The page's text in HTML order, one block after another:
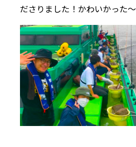
ださりました！かわいかった〜